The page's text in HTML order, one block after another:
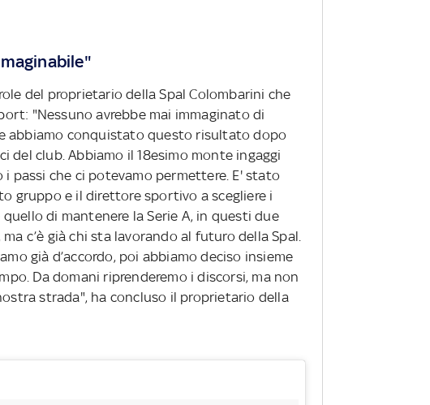
del proprietario della Spal Colombarini che
"Nessuno avrebbe mai immaginato di
abbiamo conquistato questo risultato dopo
del club. Abbiamo il 18esimo monte ingaggi
i passi che ci potevamo permettere. E' stato
gruppo e il direttore sportivo a scegliere i
di mantenere la Serie A, in questi due
c’è già chi sta lavorando al futuro della Spal.
già d’accordo, poi abbiamo deciso insieme
Da domani riprenderemo i discorsi, ma non
strada", ha concluso il proprietario della